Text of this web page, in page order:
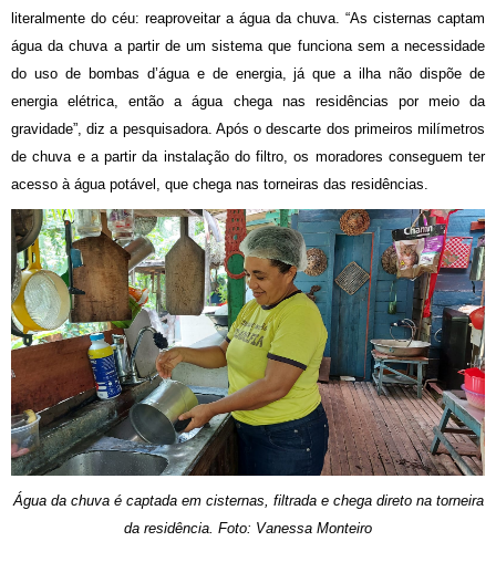
literalmente do céu: reaproveitar a água da chuva. “As cisternas captam
água da chuva a partir de um sistema que funciona sem a necessidade
do uso de bombas d’água e de energia, já que a ilha não dispõe de
energia elétrica, então a água chega nas residências por meio da
gravidade”, diz a pesquisadora. Após o descarte dos primeiros milímetros
de chuva e a partir da instalação do filtro, os moradores conseguem ter
acesso à água potável, que chega nas torneiras das residências.
Água da chuva é captada em cisternas, filtrada e chega direto na torneira
da residência. Foto: Vanessa Monteiro